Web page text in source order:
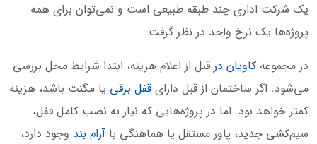
یک شرکت اداری چند طبقه طبیعی است و نمی‌توان برای همه
پروژه‌ها یک نرخ واحد در نظر گرفت.
در مجموعه کاویان در قبل از اعلام هزینه، ابتدا شرایط محل بررسی
می‌شود. اگر ساختمان از قبل دارای قفل برقی یا مگنت باشد، هزینه
کمتر خواهد بود. اما در پروژه‌هایی که نیاز به نصب کامل قفل،
سیم‌کشی جدید، پاور مستقل یا هماهنگی با آرام بند وجود دارد،